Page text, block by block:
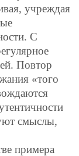
учреждая
С
Повтор
«того
смыслы,
примера